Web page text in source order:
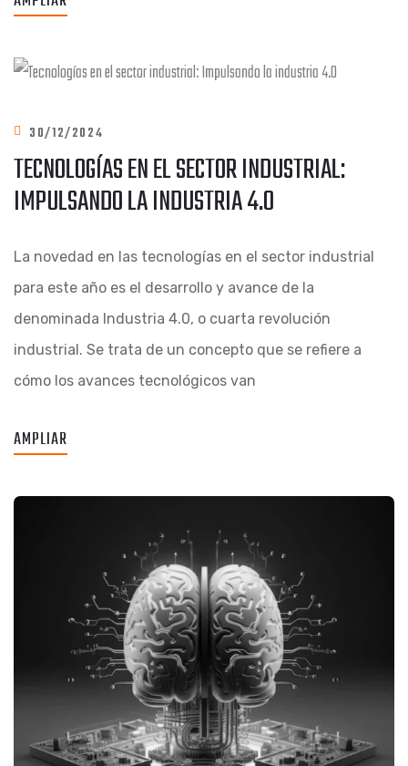
30/12/2024
TECNOLOGÍAS EN EL SECTOR INDUSTRIAL:
IMPULSANDO LA INDUSTRIA 4.0
La novedad en las tecnologías en el sector industrial
para este año es el desarrollo y avance de la
denominada Industria 4.0, o cuarta revolución
industrial. Se trata de un concepto que se refiere a
cómo los avances tecnológicos van
AMPLIAR